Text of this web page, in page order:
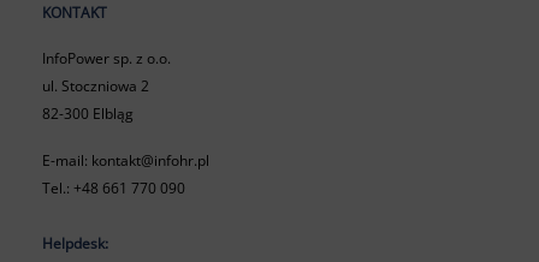
KONTAKT
InfoPower sp. z o.o.
ul. Stoczniowa 2
82-300 Elbląg
E-mail: kontakt@infohr.pl
Tel.:+48 661 770 090
Helpdesk: